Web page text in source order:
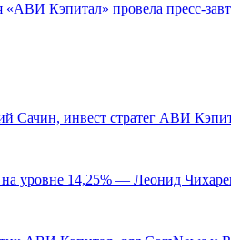
Кэпитал» провела пресс-
Сачин, инвест стратег АВИ
уровне 14,25% — Леонид